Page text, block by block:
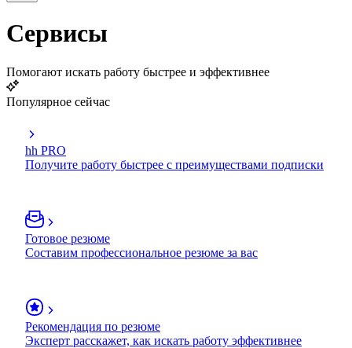
Сервисы
Помогают искать работу быстрее и эффективнее
Популярное сейчас
hh PRO
Получите работу быстрее с преимуществами подписки
Готовое резюме
Составим профессиональное резюме за вас
Рекомендация по резюме
Эксперт расскажет, как искать работу эффективнее